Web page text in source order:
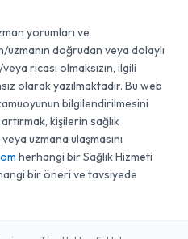
yorumları ve
doğrudan veya dolaylı
ricası olmaksızın, ilgili
olarak yazılmaktadır. Bu web
bilgilendirilmesini
kişilerin sağlık
uzmana ulaşmasını
herhangi bir Sağlık Hizmeti
bir öneri ve tavsiyede